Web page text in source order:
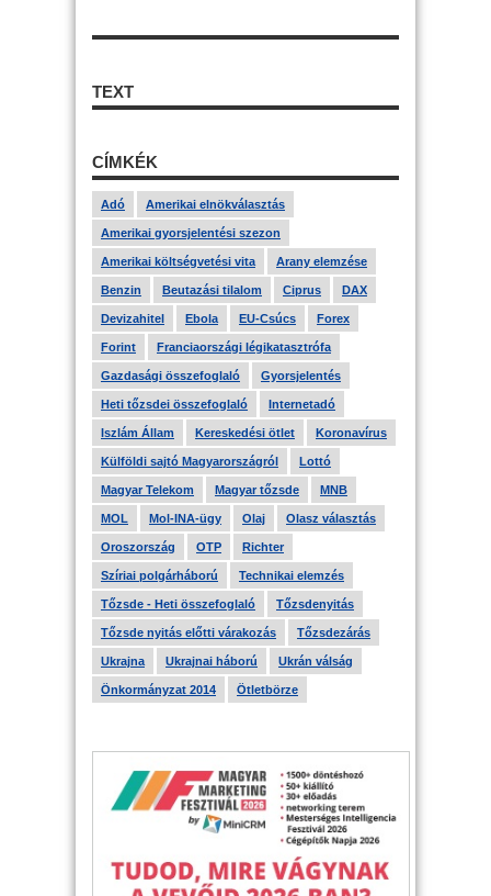
TEXT
CÍMKÉK
Adó Amerikai elnökválasztás
Amerikai gyorsjelentési szezon
Amerikai költségvetési vita Arany elemzése
Benzin Beutazási tilalom Ciprus DAX
Devizahitel Ebola EU-Csúcs Forex
Forint Franciaországi légikatasztrófa
Gazdasági összefoglaló Gyorsjelentés
Heti tőzsdei összefoglaló Internetadó
Iszlám Állam Kereskedési ötlet Koronavírus
Külföldi sajtó Magyarországról Lottó
Magyar Telekom Magyar tőzsde MNB
MOL Mol-INA-ügy Olaj Olasz választás
Oroszország OTP Richter
Szíriai polgárháború Technikai elemzés
Tőzsde - Heti összefoglaló Tőzsdenyitás
Tőzsde nyitás előtti várakozás Tőzsdezárás
Ukrajna Ukrajnai háború Ukrán válság
Önkormányzat 2014 Ötletbörze